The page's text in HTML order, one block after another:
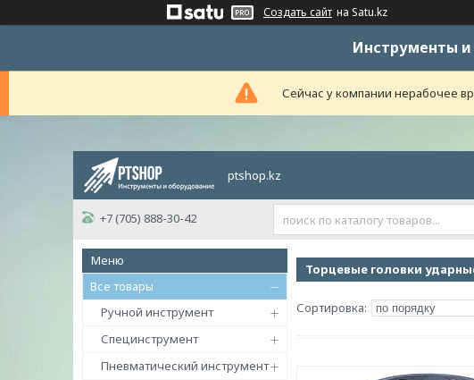
Создать сайт на Satu.kz
Инструменты и
Сейчас у компании нерабочее
ptshop.kz
+7 (705) 888-30-42
Все товары
Ручной инструмент
Специнструмент
Пневматический инструмент
Торцевые головки